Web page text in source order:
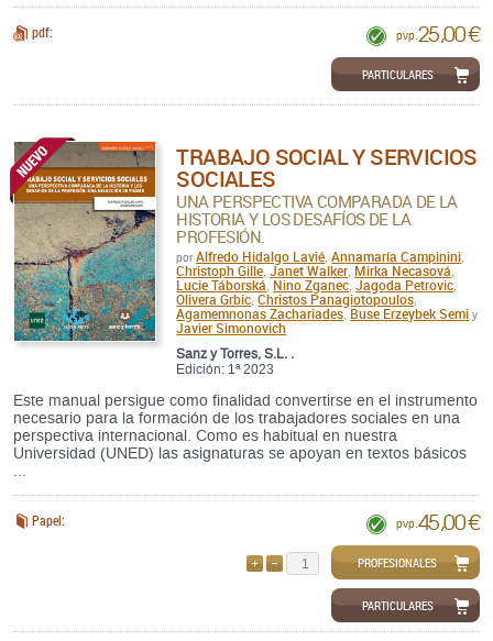
pdf: pvp. 25,00 €
PARTICULARES
TRABAJO SOCIAL Y SERVICIOS
SOCIALES
UNA PERSPECTIVA COMPARADA DE LA
HISTORIA Y LOS DESAFÍOS DE LA
PROFESIÓN.
porAlfredo Hidalgo Lavié ,Annamaría Campinini
Christoph Gille ,Janet Walker Mirka Necasová
Lucie Táborská Nino Zganec ,Jagoda Petrovic
Olivera Grbic ,Christos Panagiotopoulos
Agamemnonas Zachariades Buse Erzeybek Semi y
Javier Simonovich
Sanz y Torres, S.L. .
Edición: 1ª 2023
Este manual persigue como finalidad convertirse en el instrumento
necesario para la formación de los trabajadores sociales en una
perspectiva internacional. Como es habitual en nuestra
Universidad (UNED) las asignaturas se apoyan en textos básicos
...
Papel: pvp. 45,00 €
QUITARPROFESIONALES
PARTICULARES